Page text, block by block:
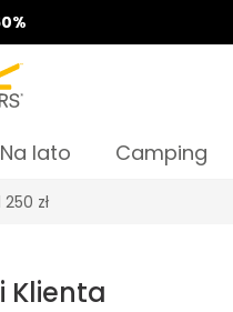
Na lato Camping
zł
Klienta